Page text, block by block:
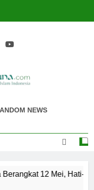
NEWS
12 Mei, Hati-hati